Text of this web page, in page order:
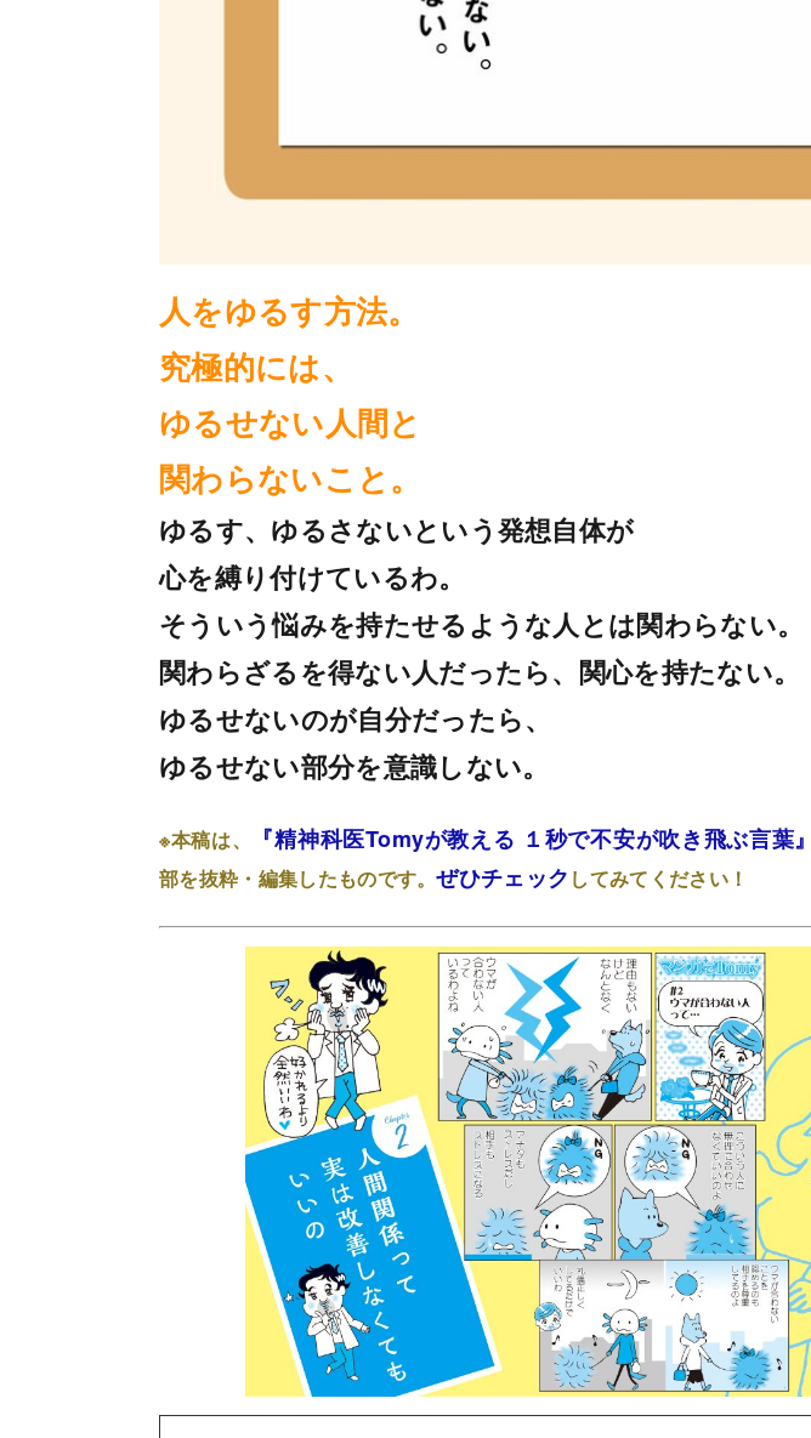
人をゆるす方法。
究極的には、
ゆるせない人間と
関わらないこと。
ゆるす、ゆるさないという発想自体が
心を縛り付けているわ。
そういう悩みを持たせるような人とは関わらない。
関わらざるを得ない人だったら、関心を持たない。
ゆるせないのが自分だったら、
ゆるせない部分を意識しない。
※本稿は、 『精神科医Tomyが教える １秒で不安が吹き飛ぶ言葉』
部を抜粋・編集したものです。ぜひチェック してみてください！